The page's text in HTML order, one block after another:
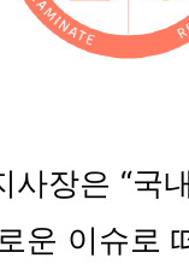
사장은 “국
운 이슈로